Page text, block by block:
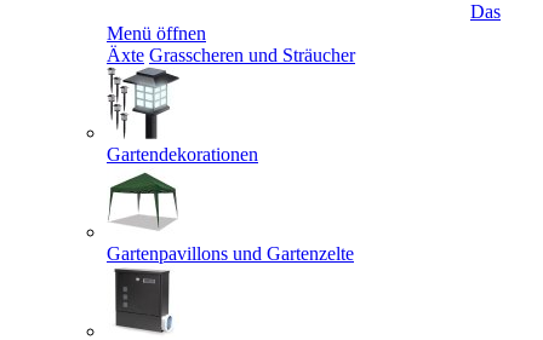
Das
Menü öffnen
Äxte Grasscheren und Sträucher
Gartendekorationen
Gartenpavillons und Gartenzelte